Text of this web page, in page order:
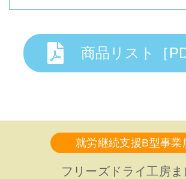
商品リスト［
就労継続支援B型事業
フリーズドライ工房ま